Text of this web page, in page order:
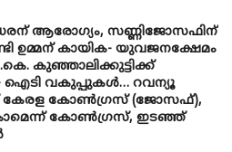
ആരോഗ്യം, സണ്ണിജോസഫിന്
ഉമ്മന് കായിക- യുവജനക്ഷേമം
കുഞ്ഞാലിക്കുട്ടിക്ക്
ഐടി വകുപ്പുകൾ… റവന്യൂ
കേരള കോൺഗ്രസ് (ജോസഫ്),
കോൺഗ്രസ്, ഇടഞ്ഞ്